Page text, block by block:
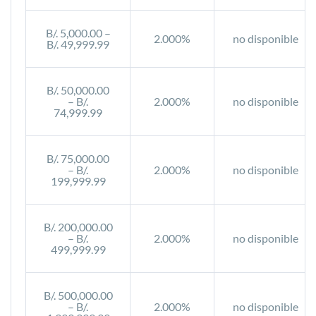
B/. 5,000.00 –
B/. 49,999.99
2.000% no disponible
B/. 50,000.00
– B/.
74,999.99
2.000% no disponible
B/. 75,000.00
– B/.
199,999.99
2.000% no disponible
B/. 200,000.00
– B/.
499,999.99
2.000% no disponible
B/. 500,000.00
– B/.
2.000% no disponible